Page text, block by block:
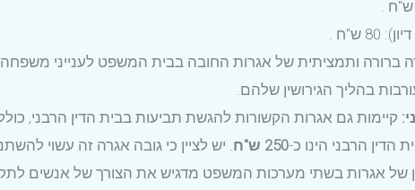
ש"ח .
ברורה ותמציתית של אגרות החובה בבית המשפט לענייני
בהליך הגירושין שלהם.
קיימות גם אגרות הקשורות להגשת תביעות בבית הדין הרבני,
הדין הרבני הינו כ-250 ש"ח
. יש לציין כי גובה אגרה זה עשוי
של אגרות בשתי מערכות המשפט מדגיש את הצורך של אנשים